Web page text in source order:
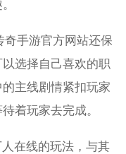
奇手游官方网站还保
选择自己喜欢的职
主线剧情紧扣玩家
着玩家去完成。
在线的玩法，与其